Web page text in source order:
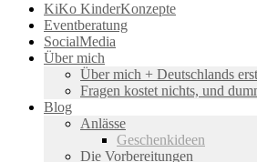
KiKo KinderKonzepte
Eventberatung
SocialMedia
Über mich
Über mich + Deutschlands
Fragen kostet nichts, und
Blog
Anlässe
Geschenkideen
Die Vorbereitungen